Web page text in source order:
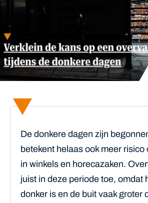
De donkere dagen zijn
betekent helaas ook meer risico
in winkels en horecazaken.
juist in deze periode toe, omdat
donker is en de buit vaak groter